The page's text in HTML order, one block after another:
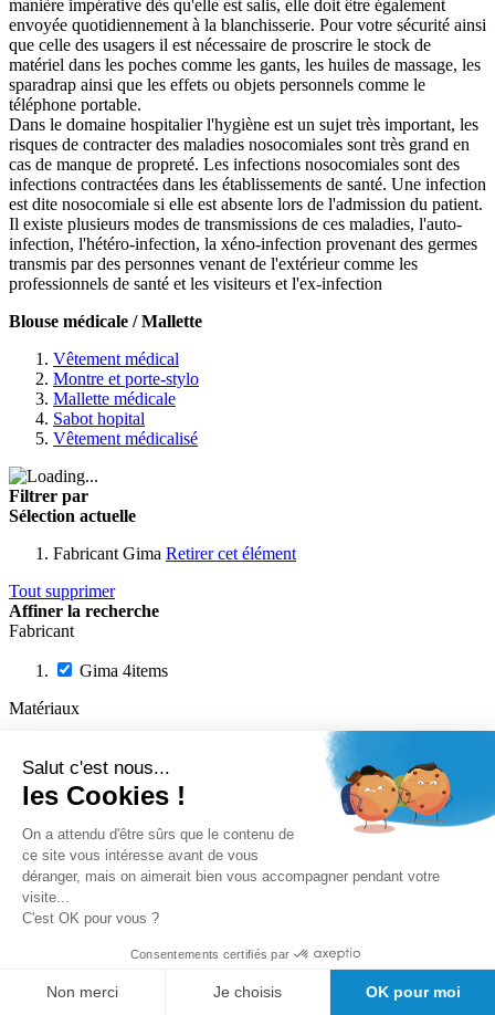
manière impérative dès qu'elle est salis, elle doit être également
envoyée quotidiennement à la blanchisserie. Pour votre sécurité ainsi
que celle des usagers il est nécessaire de proscrire le stock de
matériel dans les poches comme les gants, les huiles de massage, les
sparadrap ainsi que les effets ou objets personnels comme le
téléphone portable.
Dans le domaine hospitalier l'hygiène est un sujet très important, les
risques de contracter des maladies nosocomiales sont très grand en
cas de manque de propreté. Les infections nosocomiales sont des
infections contractées dans les établissements de santé. Une infection
est dite nosocomiale si elle est absente lors de l'admission du patient.
Il existe plusieurs modes de transmissions de ces maladies, l'auto-
infection, l'hétéro-infection, la xéno-infection provenant des germes
transmis par des personnes venant de l'extérieur comme les
professionnels de santé et les visiteurs et l'ex-infection
Blouse médicale / Mallette
Vêtement médical
Montre et porte-stylo
Mallette médicale
Sabot hopital
Vêtement médicalisé
Filtrer par
Sélection actuelle
Fabricant Gima Retirer cet élément
Tout supprimer
Affiner la recherche
Fabricant
Gima 4items
Matériaux
Prix
On en parle sur le blog
Salut c'est nous...
les Cookies !
On a attendu d'être sûrs que le contenu de
ce site vous intéresse avant de vous
déranger, mais on aimerait bien vous accompagner pendant votre
visite...
C'est OK pour vous ?
Consentements certifiés par
Non merci Je choisis OK pour moi